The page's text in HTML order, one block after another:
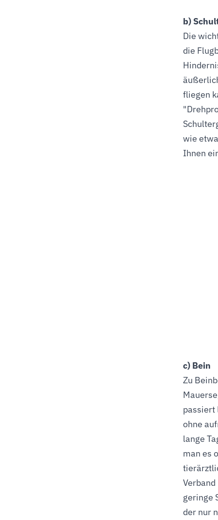
b)
Die
die
fliegen
wie
Ihnen
c) Bein
Zu
passiert
ohne
lange
man es
geringe
der nur